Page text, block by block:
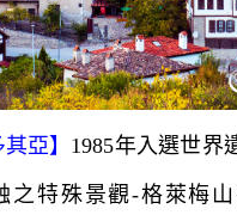
亞】 1985年入選世界
之特殊景觀-格萊梅